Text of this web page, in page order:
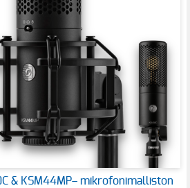
& KSM44MP– mikrofonimalliston